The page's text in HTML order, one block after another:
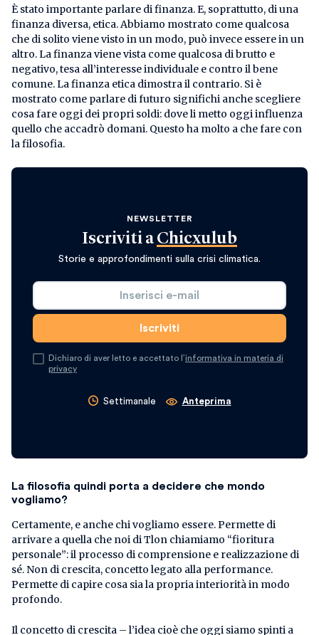
È stato importante parlare di finanza. E, soprattutto, di una
finanza diversa, etica. Abbiamo mostrato come qualcosa
che di solito viene visto in un modo, può invece essere in un
altro. La finanza viene vista come qualcosa di brutto e
negativo, tesa all’interesse individuale e contro il bene
comune. La finanza etica dimostra il contrario. Si è
mostrato come parlare di futuro significhi anche scegliere
cosa fare oggi dei propri soldi: dove li metto oggi influenza
quello che accadrò domani. Questo ha molto a che fare con
la filosofia.
NEWSLETTER
Iscriviti a Chicxulub
Storie e approfondimenti sulla crisi climatica.
Dichiaro di aver letto e accettato l’informativa in materia di
privacy
Settimanale Anteprima
La filosofia quindi porta a decidere che mondo
vogliamo?
Certamente, e anche chi vogliamo essere. Permette di
arrivare a quella che noi di Tlon chiamiamo “fioritura
personale”: il processo di comprensione e realizzazione di
sé. Non di crescita, concetto legato alla performance.
Permette di capire cosa sia la propria interiorità in modo
profondo.
Il concetto di crescita – l’idea cioè che oggi siamo spinti a